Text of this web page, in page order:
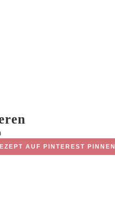
AUF PINTEREST PINNEN